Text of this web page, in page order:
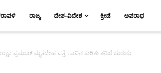
ರಾಜ್ಯ ದೇಶ-ವಿದೇಶ ಕ್ರೀಡೆ ಅಪರಾಧ
ಪ್ರಮುಖ್ ಮೃತದೇಹ ಪತ್ತೆ; ಸಾವಿನ ಕುರಿತು ತನಿಖೆ ಚುರುಕು